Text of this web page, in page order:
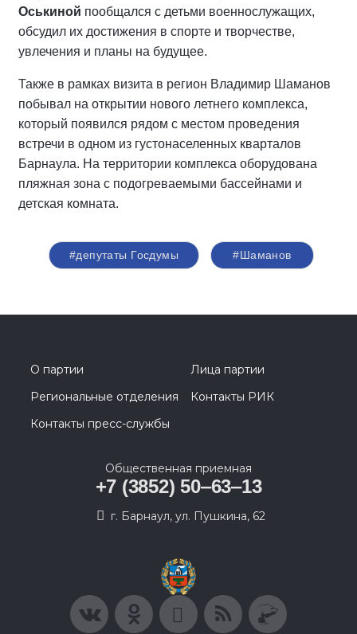
Оськиной пообщался с детьми военнослужащих,
обсудил их достижения в спорте и творчестве,
увлечения и планы на будущее.
Также в рамках визита в регион Владимир Шаманов
побывал на открытии нового летнего комплекса,
который появился рядом с местом проведения
встречи в одном из густонаселенных кварталов
Барнаула. На территории комплекса оборудована
пляжная зона с подогреваемыми бассейнами и
детская комната.
#депутаты Госдумы #Шаманов
О партии
Лица партии
Региональные отделения
Контакты РИК
Контакты пресс-службы
Общественная приемная
+7 (3852) 50‒63‒13
г. Барнаул, ул. Пушкина, 62